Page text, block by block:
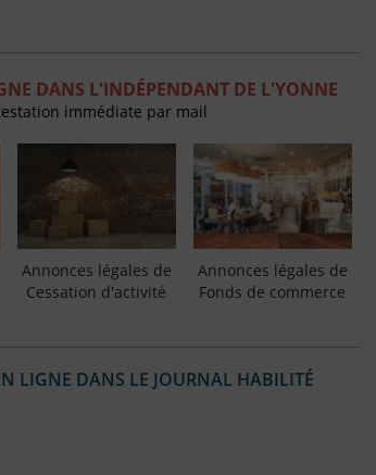
DANS L'INDÉPENDANT DE L'YONNE
immédiate par mail
Annonces légales de
Cessation d'activité
Annonces légales de
Fonds de commerce
LIGNE DANS LE JOURNAL HABILITÉ